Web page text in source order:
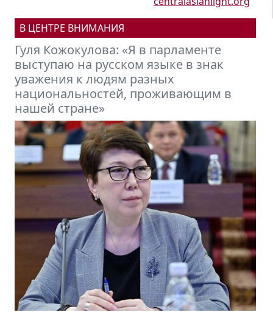
В ЦЕНТРЕ ВНИМАНИЯ
«Я в парламенте
на русском языке в знак
к людям разных
проживающим в
Михаил
эгидой